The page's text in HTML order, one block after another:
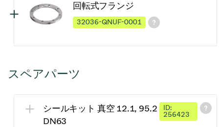
回転式フランジ
32036-QNUF-0001
スペアパーツ
シールキット 真空 12.1, 95.2
DN63
ID:
256423